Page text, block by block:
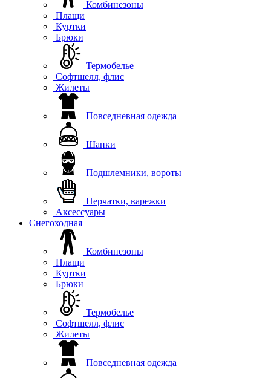
Комбинезоны
Плащи
Куртки
Брюки
Термобелье
Софтшелл, флис
Жилеты
Повседневная одежда
Шапки
Подшлемники, вороты
Перчатки, варежки
Аксессуары
Снегоходная
Комбинезоны
Плащи
Куртки
Брюки
Термобелье
Софтшелл, флис
Жилеты
Повседневная одежда